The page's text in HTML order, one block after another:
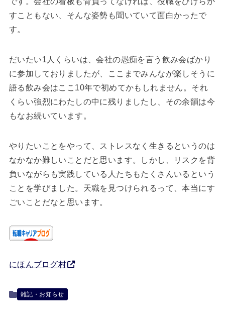
すこともない、そんな姿勢も聞いていて面白かったで
す。
だいたい1人くらいは、会社の愚痴を言う飲み会ばかり
に参加しておりましたが、ここまでみんなが楽しそうに
語る飲み会はここ10年で初めてかもしれません。それ
くらい強烈にわたしの中に残りましたし、その余韻は今
もなお続いています。
やりたいことをやって、ストレスなく生きるというのは
なかなか難しいことだと思います。しかし、リスクを背
負いながらも実践している人たちもたくさんいるという
ことを学びました。天職を見つけられるって、本当にす
ごいことだなと思います。
にほんブログ村
雑記・お知らせ